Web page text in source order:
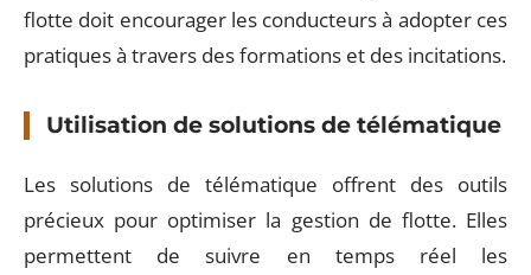
flotte doit encourager les conducteurs à adopter ces
pratiques à travers des formations et des incitations.
Utilisation de solutions de télématique
Les solutions de télématique offrent des outils
précieux pour optimiser la gestion de flotte. Elles
permettent de suivre en temps réel les